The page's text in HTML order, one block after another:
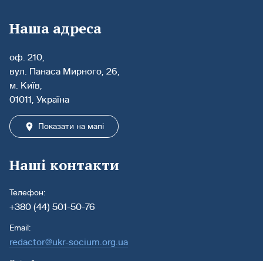
Наша адреса
оф. 210,
вул. Панаса Мирного, 26,
м. Київ,
01011, Україна
Показати на мапі
Наші контакти
Телефон:
+380 (44) 501-50-76
Email:
redactor@ukr-socium.org.ua